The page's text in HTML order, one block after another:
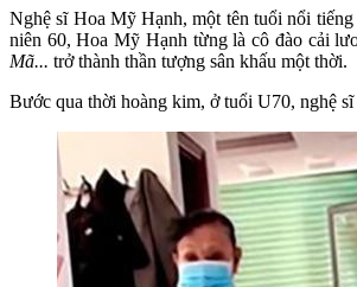
Nghệ sĩ Hoa Mỹ Hạnh, một tên tuổi nổi
niên 60, Hoa Mỹ Hạnh từng là cô đào cải
Mã... trở thành thần tượng sân khấu một thời.
Bước qua thời hoàng kim, ở tuổi U70, nghệ